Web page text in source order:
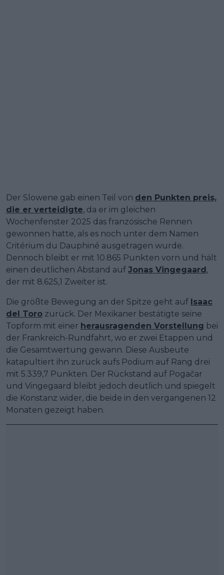
Der Slowene gab einen Teil von den Punkten preis,
die er verteidigte, da er im gleichen
Wochenfenster 2025 das französische Rennen
gewonnen hatte, als es noch unter dem Namen
Critérium du Dauphiné ausgetragen wurde.
Dennoch bleibt er mit 10.865 Punkten vorn und hält
einen deutlichen Abstand auf Jonas Vingegaard,
der mit 8.625,1 Zweiter ist.
Die größte Bewegung an der Spitze geht auf Isaac
del Toro zurück. Der Mexikaner bestätigte seine
Topform mit einer herausragenden Vorstellung bei
der Frankreich-Rundfahrt, wo er zwei Etappen und
die Gesamtwertung gewann. Diese Ausbeute
katapultiert ihn zurück aufs Podium auf Rang drei
mit 5.339,7 Punkten. Der Rückstand auf Pogačar
und Vingegaard bleibt jedoch deutlich und spiegelt
die Konstanz wider, die beide in den vergangenen 12
Monaten gezeigt haben.